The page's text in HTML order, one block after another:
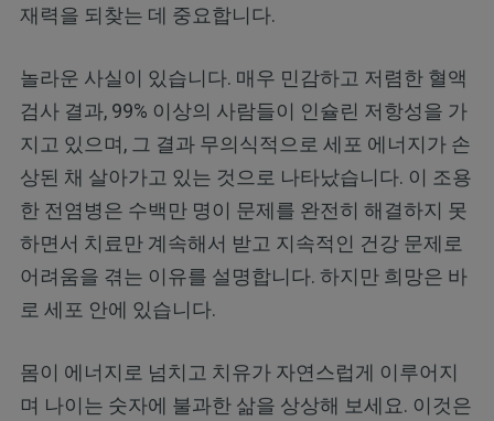
재력을 되찾는 데 중요합니다.
놀라운 사실이 있습니다. 매우 민감하고 저렴한 혈액
검사 결과, 99% 이상의 사람들이 인슐린 저항성을 가
지고 있으며, 그 결과 무의식적으로 세포 에너지가 손
상된 채 살아가고 있는 것으로 나타났습니다. 이 조용
한 전염병은 수백만 명이 문제를 완전히 해결하지 못
하면서 치료만 계속해서 받고 지속적인 건강 문제로
어려움을 겪는 이유를 설명합니다. 하지만 희망은 바
로 세포 안에 있습니다.
몸이 에너지로 넘치고 치유가 자연스럽게 이루어지
며 나이는 숫자에 불과한 삶을 상상해 보세요. 이것은